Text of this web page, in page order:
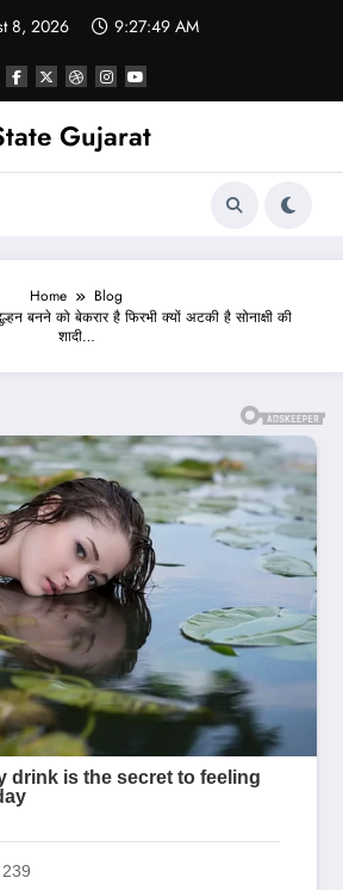
8, 2026 9:27:51 AM
Gujarat
Home
Blog
बनने को बेकरार है फिरभी क्यों अटकी है सोनाक्षी की
शादी…